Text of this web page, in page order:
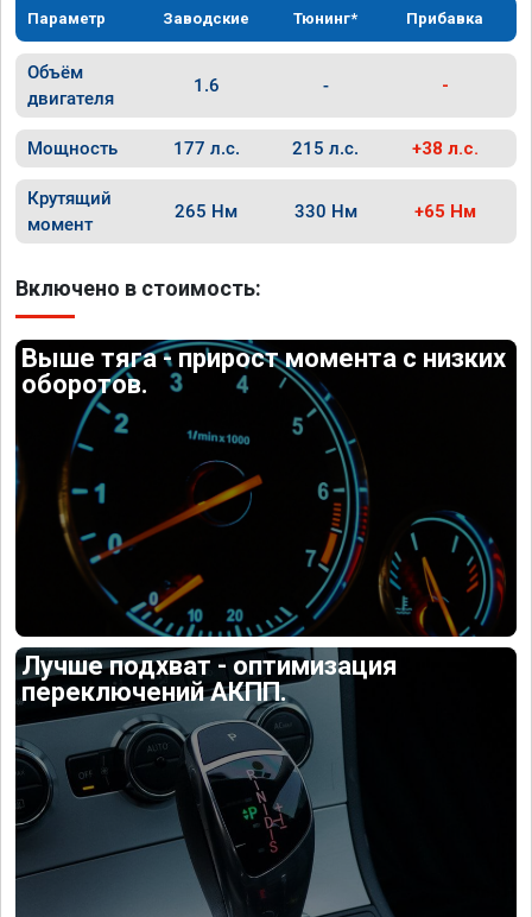
Параметр Заводские Тюнинг* Прибавка
Объём
двигателя
1.6 - -
Мощность 177 л.с. 215 л.с. +38 л.с.
Крутящий
момент
265 Нм 330 Нм +65 Нм
Включено в стоимость:
Выше тяга - прирост момента с низких
оборотов.
Лучше подхват - оптимизация
переключений АКПП.